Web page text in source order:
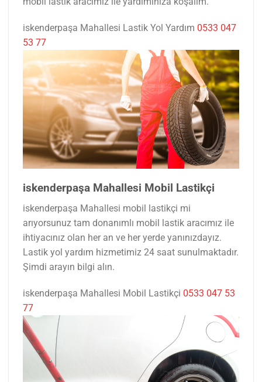
iskenderpaşa Mahallesi Lastik Yol Yardım 0533 047
53 77
iskenderpaşa Mahallesi Mobil Lastikçi
iskenderpaşa Mahallesi mobil lastikçi mi
arıyorsunuz tam donanımlı mobil lastik aracımız ile
ihtiyacınız olan her an ve her yerde yanınızdayız.
Lastik yol yardım hizmetimiz 24 saat sunulmaktadır.
Şimdi arayın bilgi alın.
iskenderpaşa Mahallesi Mobil Lastikçi 0533 047 53
77